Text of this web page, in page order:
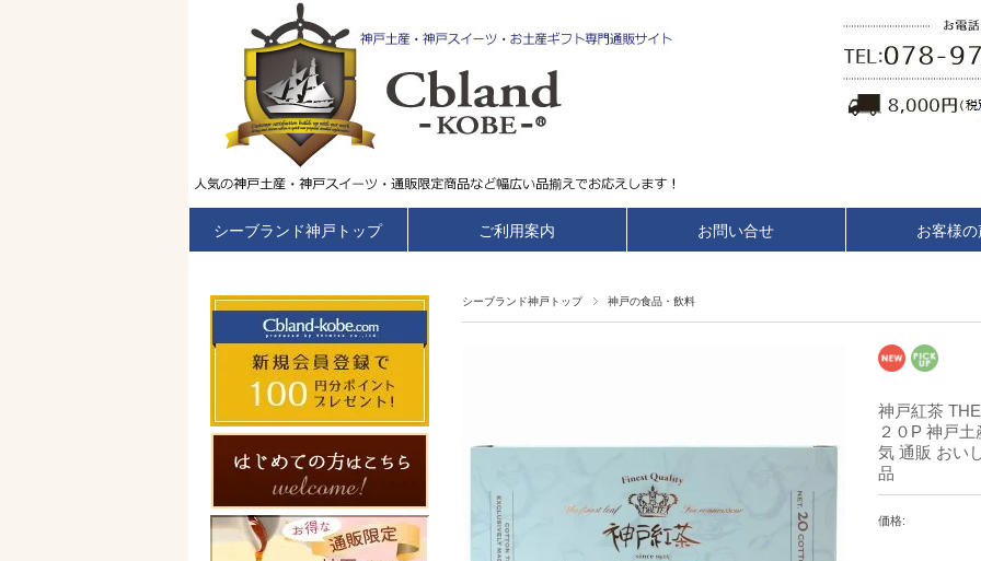
シーブランド神戸トップ ご利用案内 お問い合せ お客様の
シーブランド神戸トップ 神戸の食品・飲料
神戸紅茶
２０P 神戸
気 通販 おい
品
価格: